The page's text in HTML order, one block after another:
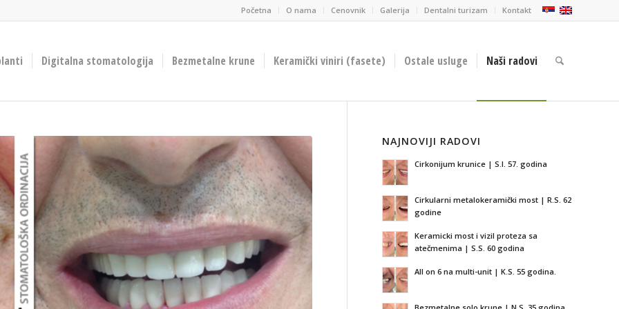
Početna O nama Cenovnik Galerija Dentalni turizam Kontakt
Digitalna stomatologija Bezmetalne krune Keramički viniri (fasete) Ostale usluge Naši radovi
NAJNOVIJI RADOVI
Cirkonijum krunice | S.I. 57. godina
Cirkularni metalokeramički most | R.S. 62
godine
Keramicki most i vizil proteza sa
atečmenima | S.S. 60 godina
All on 6 na multi-unit | K.S. 55 godina.